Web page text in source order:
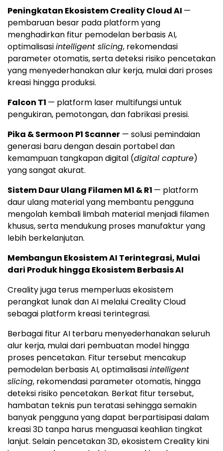
Peningkatan Ekosistem Creality Cloud AI —
pembaruan besar pada platform yang
menghadirkan fitur pemodelan berbasis AI,
optimalisasiintelligent slicing, rekomendasi
parameter otomatis, serta deteksi risiko pencetakan
yang menyederhanakan alur kerja, mulai dari proses
kreasi hingga produksi.
Falcon T1 — platform laser multifungsi untuk
pengukiran, pemotongan, dan fabrikasi presisi.
Pika & Sermoon P1 Scanner — solusi pemindaian
generasi baru dengan desain portabel dan
kemampuan tangkapan digital (digital capture)
yang sangat akurat.
Sistem Daur Ulang Filamen M1 & R1 — platform
daur ulang material yang membantu pengguna
mengolah kembali limbah material menjadi filamen
khusus, serta mendukung proses manufaktur yang
lebih berkelanjutan.
Membangun Ekosistem AI Terintegrasi, Mulai
dari Produk hingga Ekosistem Berbasis AI
Creality juga terus memperluas ekosistem
perangkat lunak dan AI melalui Creality Cloud
sebagai platform kreasi terintegrasi.
Berbagai fitur AI terbaru menyederhanakan seluruh
alur kerja, mulai dari pembuatan model hingga
proses pencetakan. Fitur tersebut mencakup
pemodelan berbasis AI, optimalisasiintelligent
slicing, rekomendasi parameter otomatis, hingga
deteksi risiko pencetakan. Berkat fitur tersebut,
hambatan teknis pun teratasi sehingga semakin
banyak pengguna yang dapat berpartisipasi dalam
kreasi 3D tanpa harus menguasai keahlian tingkat
lanjut. Selain pencetakan 3D, ekosistem Creality kini